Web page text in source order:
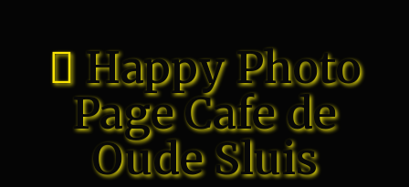
Happy Photo
Page Cafe de
Oude Sluis